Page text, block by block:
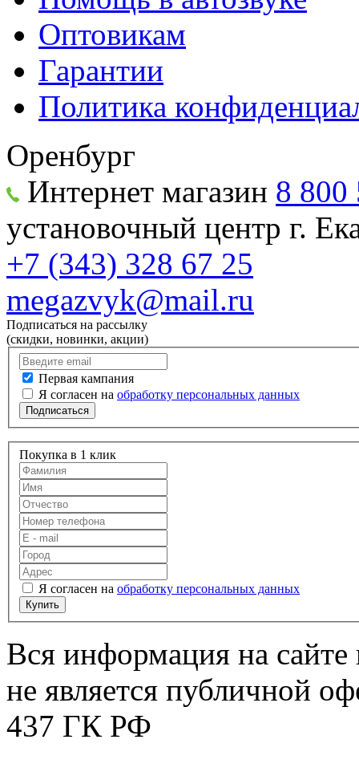
Оптовикам
Гарантии
Политика
Оренбург
Интернет магазин 8 800
установочный центр г.
+7 (343) 328 67 25
megazvyk@mail.ru
Подписаться на рассылку
(скидки, новинки, акции)
Первая кампания
Я согласен на обработку персональных данных
Подписаться
Покупка в 1 клик
Я согласен на обработку персональных данных
Купить
Вся информация на сайте
не является публичной
437 ГК РФ